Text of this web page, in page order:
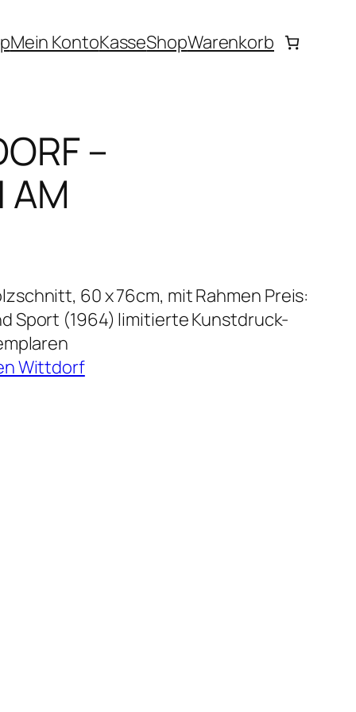
Mein KontoKasseShopWarenkorb
–
AM
60 x 76cm, mit Rahmen Preis:
Sport (1964) limitierte Kunstdruck-
Wittdorf